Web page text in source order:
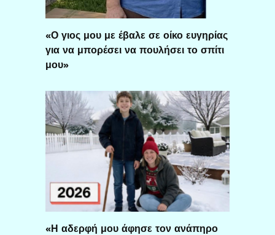
«Ο γιος μου με έβαλε σε οίκο ευγηρίας
για να μπορέσει να πουλήσει το σπίτι
μου»
«Η αδερφή μου άφησε τον ανάπηρο